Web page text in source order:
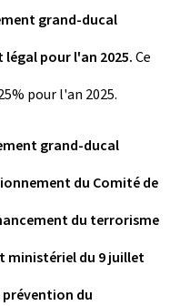
grand-ducal
pour l'an 2025.Ce
pour l'an 2025.
grand-ducal
du Comité de
du terrorisme
du 9 juillet
du